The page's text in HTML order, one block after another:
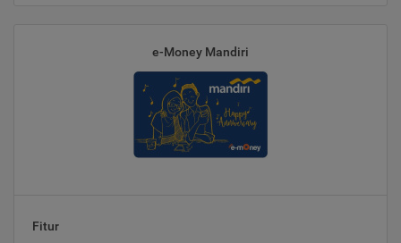
e-Money Mandiri
Fitur